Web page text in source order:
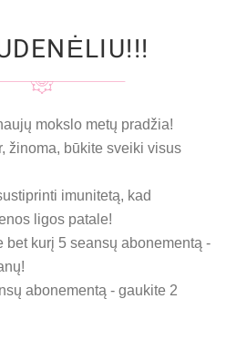
mokslo metų pradžia!
žinoma, būkite sveiki visus
imunitetą, kad
ligos patale!
bet kurį 5 seansų abonementą -
abonementą - gaukite 2